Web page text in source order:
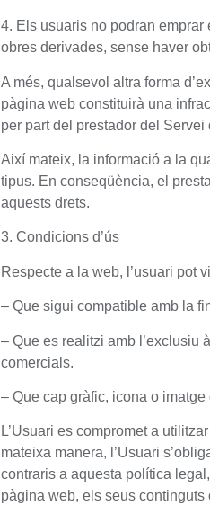
4. Els usuaris no podran
obres derivades, sense haver
A més, qualsevol altra forma
pàgina web constituirà una
per part del prestador del
Així mateix, la informació a la
tipus. En conseqüència, el
aquests drets.
3. Condicions d’ús
Respecte a la web, l’usuari pot
– Que sigui compatible amb la
– Que es realitzi amb l’exclusiu
comercials.
– Que cap gràfic, icona o
L’Usuari es compromet a
mateixa manera, l’Usuari
contraris a aquesta política
pàgina web, els seus continguts